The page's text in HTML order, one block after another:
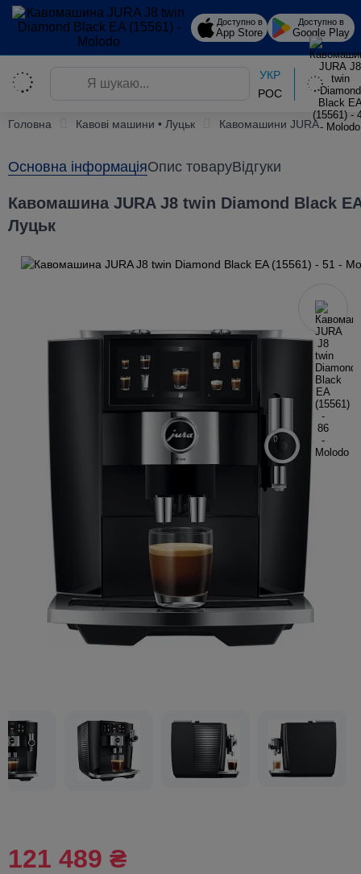
Доступно в
App Store
Доступно в
Google Play
УКР
РОС
Головна Кавові машини • Луцьк Кавомашини JURA
Основна інформаціяОпис товаруВідгуки
Кавомашина JURA J8 twin Diamond Black EA
Луцьк
121 489 ₴